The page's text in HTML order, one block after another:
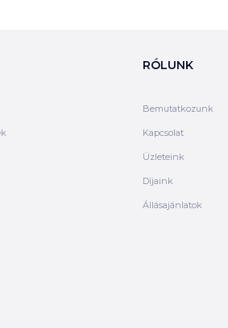
RÓLUNK
Bemutatkozunk
Kapcsolat
Üzleteink
Díjaink
Állásajánlatok